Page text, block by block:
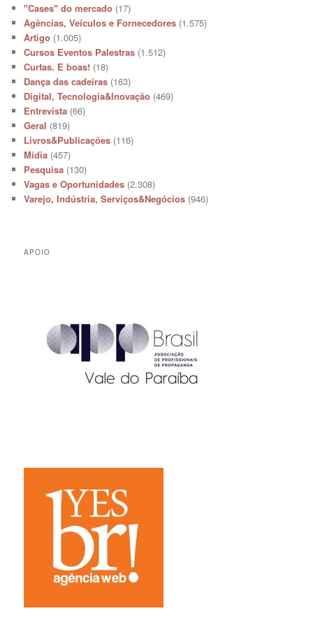
"Cases" do mercado (17)
Agências, Veículos e Fornecedores (1.575)
Artigo (1.005)
Cursos Eventos Palestras (1.512)
Curtas. E boas! (18)
Dança das cadeiras (163)
Digital, Tecnologia&Inovação (469)
Entrevista (66)
Geral (819)
Livros&Publicações (116)
Mídia (457)
Pesquisa (130)
Vagas e Oportunidades (2.308)
Varejo, Indústria, Serviços&Negócios (946)
APOIO